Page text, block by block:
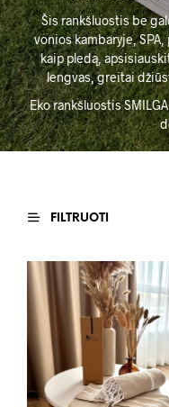
Šis rankšluostis be
vonios kambaryje,
kaip pledą,
lengvas, greitai
Eko rankšluostis
FILTRUOTI